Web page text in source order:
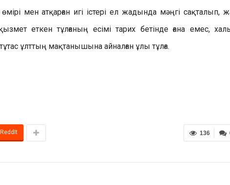
мен атқарған игі істері ел жадында мәңгі сақталып,
еткен тұлғаның есімі тарих бетінде ғана емес,
ұлттың мақтанышына айналған ұлы тұлға.
136
ReddIt